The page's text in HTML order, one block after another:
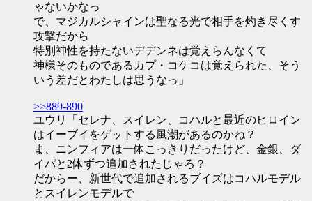
ゃないかなっ
で、マジカルシャインは聖なる光で相手を灼き尽くす
攻撃だから
特別神性を持たないデデンネは覚えらんなくて
神様そのものであるカプ・コケコは覚えられた、そう
いう差だとわたしは思うなっ」
>>889-890
ユウリ「セレナ、スイレン、コハルと最近のヒロイン
はイーブイをゲットする風潮があるのかね？
ま、ニンフィアは一体こっきりだったけど、金銀、ダ
イパと2体ずつ追加されたじゃろ？
だからー、新世代で追加されるブイズはコハルモデル
とスイレンモデルで